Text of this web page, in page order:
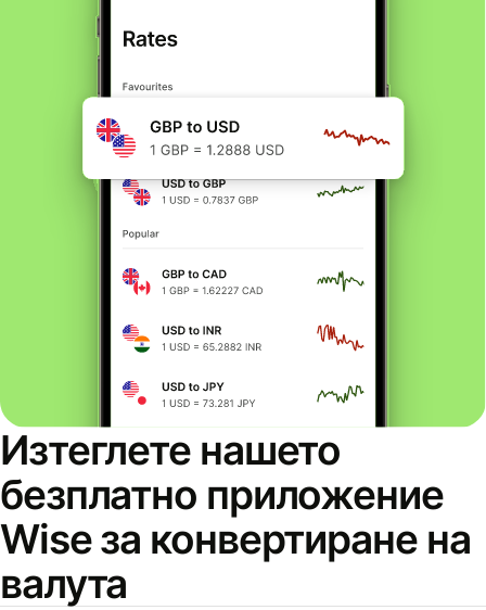
Изтеглете нашето
безплатно приложение
Wise за конвертиране на
валута